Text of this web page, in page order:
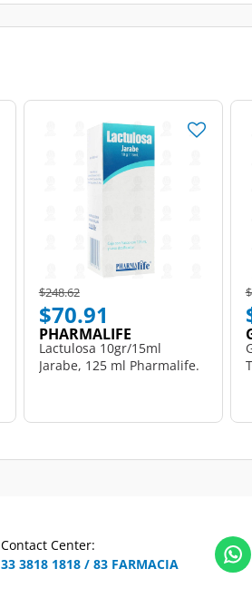
Price reduced from
$248.62to
$70.91
PHARMALIFE
Lactulosa 10gr/15ml
Jarabe, 125 ml Pharmalife.
Contact Center:
33 3818 1818 / 83 FARMACIA